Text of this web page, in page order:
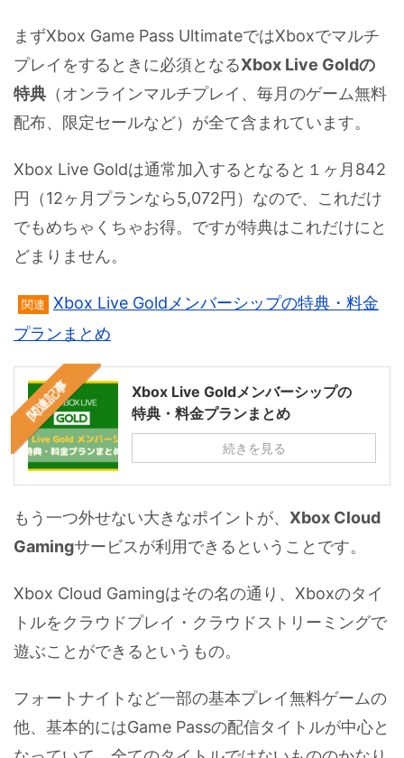
まずXbox Game Pass UltimateではXboxでマルチ
プレイをするときに必須となるXbox Live Goldの
特典 （オンラインマルチプレイ、毎月のゲーム無料
配布、限定セールなど）が全て含まれています。
Xbox Live Goldは通常加入するとなると１ヶ月842
円（12ヶ月プランなら5,072円）なので、これだけ
でもめちゃくちゃお得。ですが特典はこれだけにと
どまりません。
関連
Xbox Live Goldメンバーシップの特典・料金
プランまとめ
関連記事
Xbox Live Goldメンバーシップの
特典・料金プランまとめ
続きを見る
もう一つ外せない大きなポイントが、 Xbox Cloud
Gamingサービスが利用できるということです。
Xbox Cloud Gamingはその名の通り、Xboxのタイ
トルをクラウドプレイ・クラウドストリーミングで
遊ぶことができるというもの。
フォートナイトなど一部の基本プレイ無料ゲームの
他、基本的にはGame Passの配信タイトルが中心と